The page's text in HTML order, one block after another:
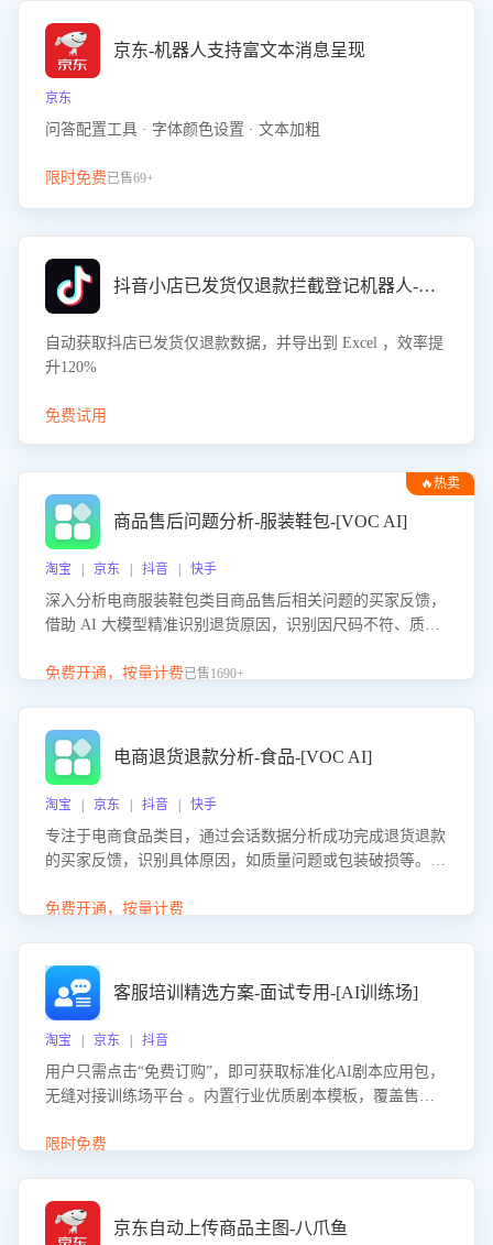
京东-机器人支持富文本消息呈现
京东
问答配置工具 · 字体颜色设置 · 文本加粗
限时免费已售69+
抖音小店已发货仅退款拦截登记机器人-八爪鱼
自动获取抖店已发货仅退款数据，并导出到 Excel ，效率提
升120%
免费试用
🔥热卖
商品售后问题分析-服装鞋包-[VOC AI]
淘宝 | 京东 | 抖音 | 快手
深入分析电商服装鞋包类目商品售后相关问题的买家反馈，
借助 AI 大模型精准识别退货原因，识别因尺码不符、质量
议，助力商家优化产品或服务，实现销售额的显著提升。
免费开通，按量计费已售1690+
电商退货退款分析-食品-[VOC AI]
淘宝 | 京东 | 抖音 | 快手
专注于电商食品类目，通过会话数据分析成功完成退货退款
的买家反馈，识别具体原因，如质量问题或包装破损等。结
商家降低退款率，提升售后效率。
免费开通，按量计费
客服培训精选方案-面试专用-[AI训练场]
淘宝 | 京东 | 抖音
用户只需点击“免费订购”，即可获取标准化AI剧本应用包，
无缝对接训练场平台 。内置行业优质剧本模板，覆盖售前
初始化时间，助力企业快速启动智能客服训练
限时免费
京东自动上传商品主图-八爪鱼